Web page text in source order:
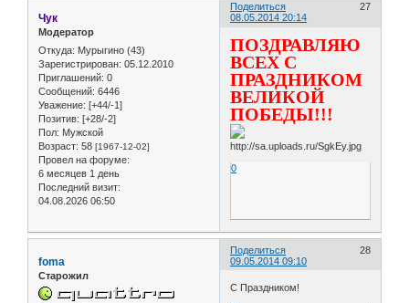
Поделиться
27
08.05.2014 20:14
Чук
Модератор
Откуда: Мурыгино (43)
Зарегистрирован: 05.12.2010
Приглашений: 0
Сообщений: 6446
Уважение: [+44/-1]
Позитив: [+28/-2]
Пол: Мужской
Возраст: 58 [1967-12-02]
Провел на форуме:
6 месяцев 1 день
Последний визит:
04.08.2026 06:50
ПОЗДРАВЛЯЮ
ВСЕХ С
ПРАЗДНИКОМ
ВЕЛИКОЙ
ПОБЕДЫ!!!
0
Поделиться
28
09.05.2014 09:10
foma
Старожил
С Праздником!